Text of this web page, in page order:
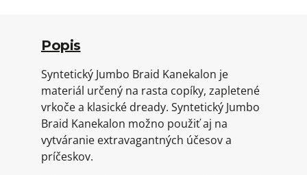
Popis
Syntetický Jumbo Braid Kanekalon je
materiál určený na rasta copíky, zapletené
vrkoče a klasické dready. Syntetický Jumbo
Braid Kanekalon možno použiť aj na
vytváranie extravagantných účesov a
príčeskov.